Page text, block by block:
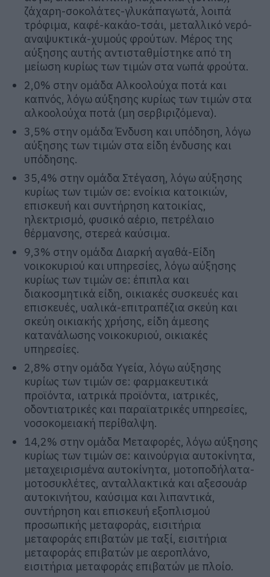
ζάχαρη-σοκολάτες-γλυκάπαγωτά, λοιπά
τρόφιμα, καφέ-κακάο-τσάι, μεταλλικό νερό-
αναψυκτικά-χυμούς φρούτων. Μέρος της
αύξησης αυτής αντισταθμίστηκε από τη
μείωση κυρίως των τιμών στα νωπά φρούτα.
2,0% στην ομάδα Αλκοολούχα ποτά και
καπνός, λόγω αύξησης κυρίως των τιμών στα
αλκοολούχα ποτά (μη σερβιριζόμενα).
3,5% στην ομάδα Ένδυση και υπόδηση, λόγω
αύξησης των τιμών στα είδη ένδυσης και
υπόδησης.
35,4% στην ομάδα Στέγαση, λόγω αύξησης
κυρίως των τιμών σε: ενοίκια κατοικιών,
επισκευή και συντήρηση κατοικίας,
ηλεκτρισμό, φυσικό αέριο, πετρέλαιο
θέρμανσης, στερεά καύσιμα.
9,3% στην ομάδα Διαρκή αγαθά-Είδη
νοικοκυριού και υπηρεσίες, λόγω αύξησης
κυρίως των τιμών σε: έπιπλα και
διακοσμητικά είδη, οικιακές συσκευές και
επισκευές, υαλικά-επιτραπέζια σκεύη και
σκεύη οικιακής χρήσης, είδη άμεσης
κατανάλωσης νοικοκυριού, οικιακές
υπηρεσίες.
2,8% στην ομάδα Υγεία, λόγω αύξησης
κυρίως των τιμών σε: φαρμακευτικά
προϊόντα, ιατρικά προϊόντα, ιατρικές,
οδοντιατρικές και παραϊατρικές υπηρεσίες,
νοσοκομειακή περίθαλψη.
14,2% στην ομάδα Μεταφορές, λόγω αύξησης
κυρίως των τιμών σε: καινούργια αυτοκίνητα,
μεταχειρισμένα αυτοκίνητα, μοτοποδήλατα-
μοτοσυκλέτες, ανταλλακτικά και αξεσουάρ
αυτοκινήτου, καύσιμα και λιπαντικά,
συντήρηση και επισκευή εξοπλισμού
προσωπικής μεταφοράς, εισιτήρια
μεταφοράς επιβατών με ταξί, εισιτήρια
μεταφοράς επιβατών με αεροπλάνο,
εισιτήρια μεταφοράς επιβατών με πλοίο.